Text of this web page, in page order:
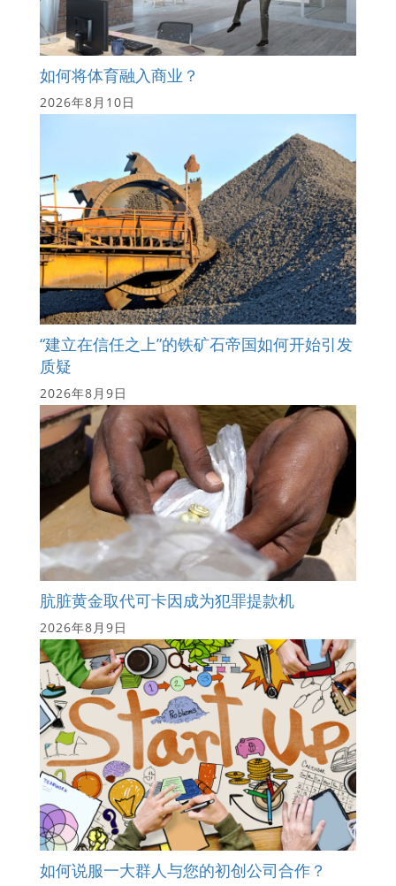
如何将体育融入商业？
2026年8月10日
“建立在信任之上”的铁矿石帝国如何开始引发
质疑
2026年8月9日
肮脏黄金取代可卡因成为犯罪提款机
2026年8月9日
如何说服一大群人与您的初创公司合作？